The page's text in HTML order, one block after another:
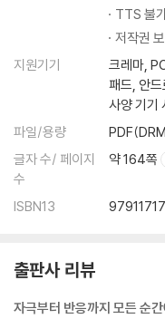
TTS 불
저작권
지원기기
크레마,
패드, 안
사양 기기
파일/용량
글자 수/ 페이지
수
약 164쪽
ISBN13
출판사 리뷰
자극부터 반응까지 모든 순